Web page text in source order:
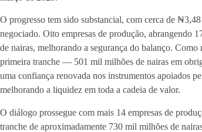
O progresso tem sido substancial, com cerca de
negociado. Oito empresas de produção, abrangendo
de nairas, melhorando a segurança do balanço.
primeira tranche — 501 mil milhões de nairas em
uma confiança renovada nos instrumentos apoiados
melhorando a liquidez em toda a cadeia de valor.
O diálogo prossegue com mais 14 empresas de
tranche de aproximadamente 730 mil milhões de